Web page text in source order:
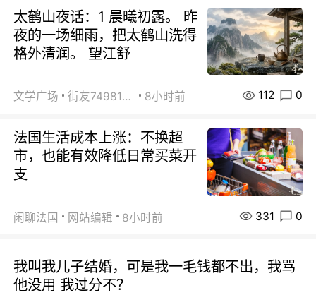
太鹤山夜话：1 晨曦初露。 昨
夜的一场细雨，把太鹤山洗得
格外清润。 望江舒
文学广场 街友74981146 8小时前 112 0
法国生活成本上涨：不换超
市，也能有效降低日常买菜开
支
闲聊法国 网站编辑 8小时前 331 0
我叫我儿子结婚，可是我一毛钱都不出，我骂
他没用 我过分不？